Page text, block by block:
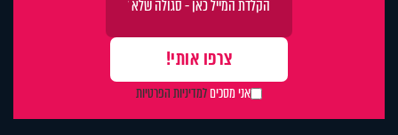
אני מסכיםלמדיניות הפרטיות